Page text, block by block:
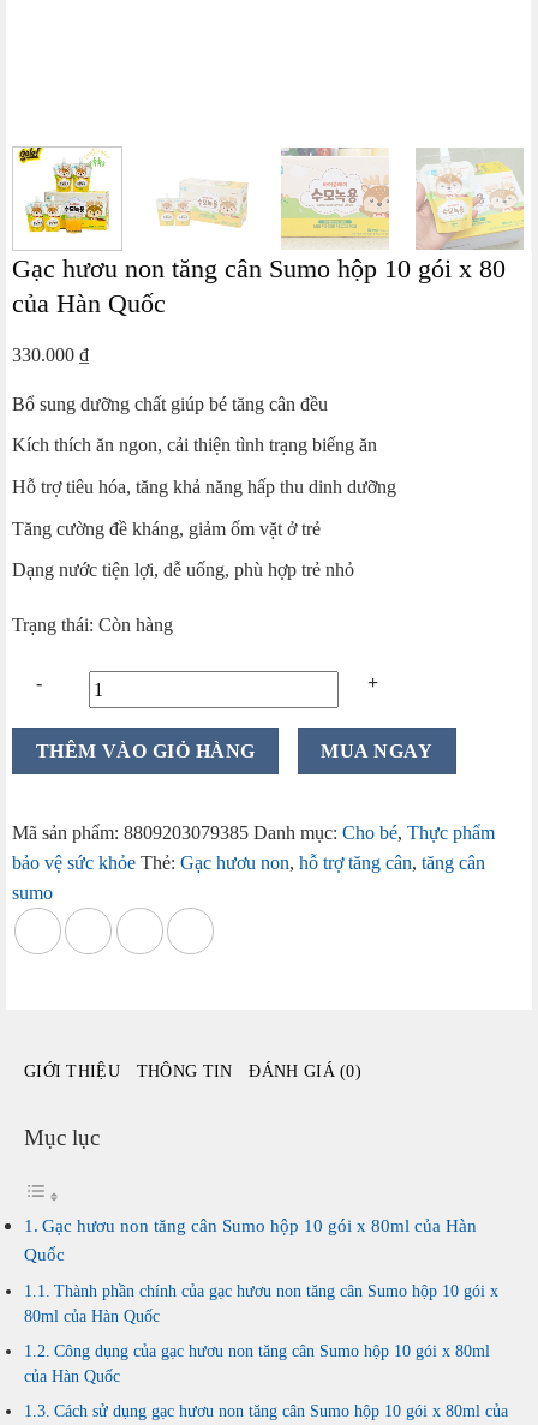
Gạc hươu non tăng cân Sumo hộp 10 gói x 80
của Hàn Quốc
330.000 ₫
Bổ sung dưỡng chất giúp bé tăng cân đều
Kích thích ăn ngon, cải thiện tình trạng biếng ăn
Hỗ trợ tiêu hóa, tăng khả năng hấp thu dinh dưỡng
Tăng cường đề kháng, giảm ốm vặt ở trẻ
Dạng nước tiện lợi, dễ uống, phù hợp trẻ nhỏ
Trạng thái: Còn hàng
tăng
hộp
10
Hàn
số
lượng
THÊM VÀO GIỎ HÀNG MUA NGAY
Mã sản phẩm: 8809203079385 Danh mục: Cho bé, Thực phẩm
bảo vệ sức khỏe Thẻ: Gạc hươu non, hỗ trợ tăng cân, tăng cân
sumo
GIỚI THIỆU THÔNG TIN ĐÁNH GIÁ (0)
Mục lục
Gạc hươu non tăng cân Sumo hộp 10 gói x 80ml của Hàn
Quốc
Thành phần chính của gạc hươu non tăng cân Sumo hộp 10 gói x
80ml của Hàn Quốc
Công dụng của gạc hươu non tăng cân Sumo hộp 10 gói x 80ml
của Hàn Quốc
Cách sử dụng gạc hươu non tăng cân Sumo hộp 10 gói x 80ml của